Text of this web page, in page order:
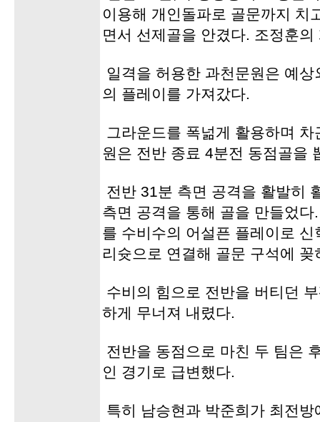
이용해 개인돌파로 골문까지 치
면서 선제골을 안겼다. 조정훈
일격을 허용한 과천문원은 예
의 플레이를 가져갔다.
그라운드를 폭넒게 활용하며
원은 전반 종료 4분전 동점골을
전반 31분 측면 공격을 활발히
측면 공격을 통해 골을 만들었
를 수비수의 어설픈 플레이로
리슛으로 연결해 골문 구석에
수비의 힘으로 전반을 버티던
하게 무너져 내렸다.
전반을 동점으로 마친 두 팀은
인 경기로 급변했다.
특히 남승현과 박준희가 최전